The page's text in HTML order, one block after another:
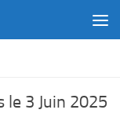
le 3 Juin 2025